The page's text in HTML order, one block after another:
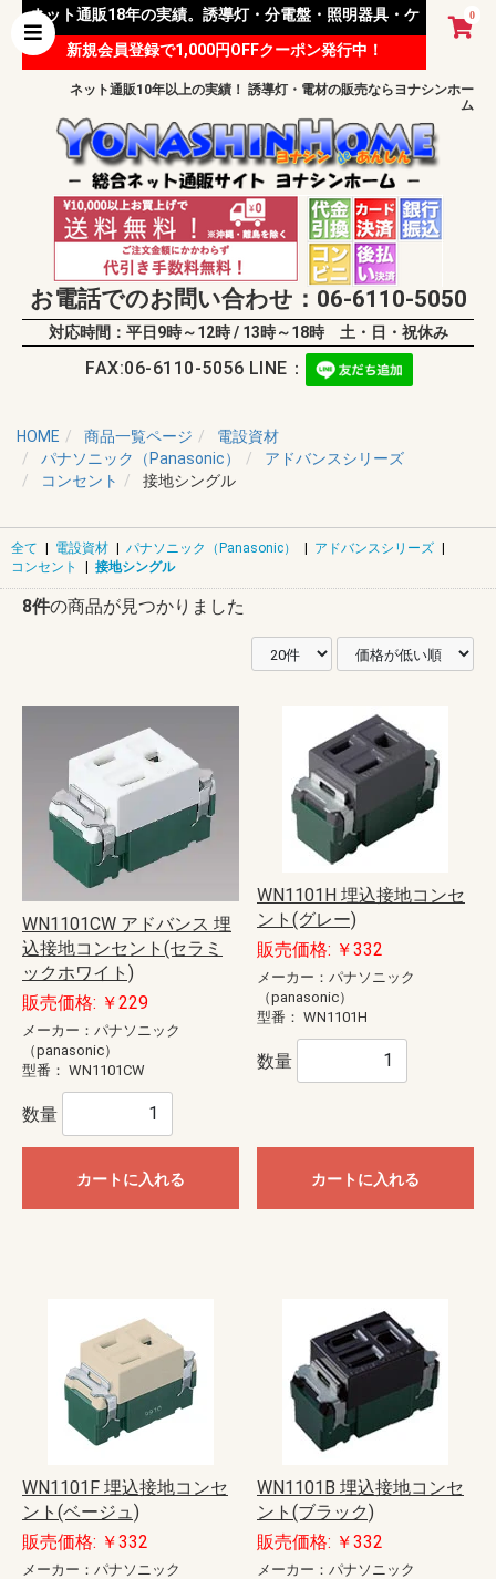
0
ネット通販18年の実績。誘導灯・分電盤・照明器具・ケ
ーブル等 様々な資材を取り扱っています。
新規会員登録で1,000円OFFクーポン発行中！
ネット通販10年以上の実績！ 誘導灯・電材の販売ならヨナシンホー
ム
お電話でのお問い合わせ：06-6110-5050
対応時間：平日9時～12時 / 13時～18時 土・日・祝休み
FAX:06-6110-5056 LINE：
HOME 商品一覧ページ
電設資材
パナソニック（Panasonic）
アドバンスシリーズ
コンセント
接地シングル
全て | 電設資材 | パナソニック（Panasonic） | アドバンスシリーズ |
コンセント
| 接地シングル
8件の商品が見つかりました
WN1101CW アドバンス 埋
込接地コンセント(セラミ
ックホワイト)
販売価格: ￥229
メーカー：パナソニック
（panasonic）
型番： WN1101CW
数量
カートに入れる
WN1101H 埋込接地コンセ
ント(グレー)
販売価格: ￥332
メーカー：パナソニック
（panasonic）
型番： WN1101H
数量
カートに入れる
WN1101F 埋込接地コンセ
ント(ベージュ)
販売価格: ￥332
メーカー：パナソニック
WN1101B 埋込接地コンセ
ント(ブラック)
販売価格: ￥332
メーカー：パナソニック